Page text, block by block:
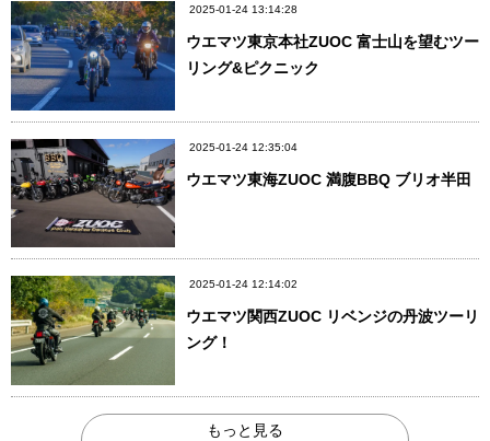
2025-01-24 13:14:28
ウエマツ東京本社ZUOC 富士山を望むツー
リング&ピクニック
2025-01-24 12:35:04
ウエマツ東海ZUOC 満腹BBQ ブリオ半田
2025-01-24 12:14:02
ウエマツ関西ZUOC リベンジの丹波ツーリ
ング！
もっと見る